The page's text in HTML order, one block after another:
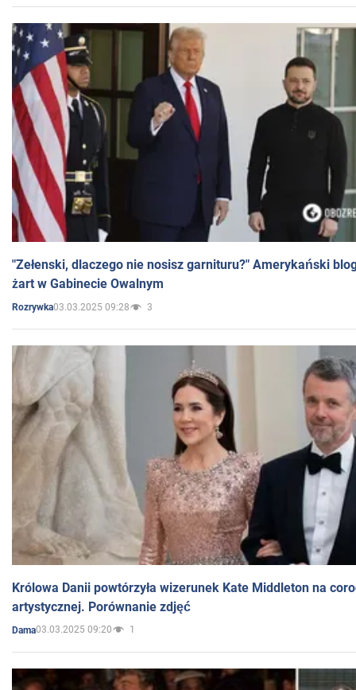
"Zełenski, dlaczego nie nosisz garnituru?" Amerykański
żart w Gabinecie Owalnym
Rozrywka03.03.2025 09:28 3
Królowa Danii powtórzyła wizerunek Kate Middleton na
artystycznej. Porównanie zdjęć
Dama03.03.2025 09:20 1